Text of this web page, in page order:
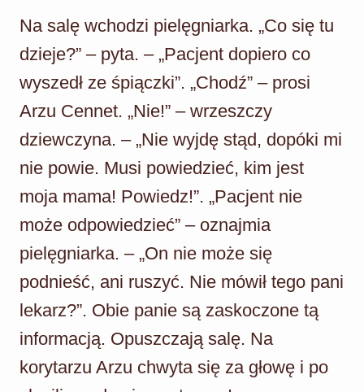
Na salę wchodzi pielęgniarka. „Co się tu
dzieje?” – pyta. – „Pacjent dopiero co
wyszedł ze śpiączki”. „Chodź” – prosi
Arzu Cennet. „Nie!” – wrzeszczy
dziewczyna. – „Nie wyjdę stąd, dopóki mi
nie powie. Musi powiedzieć, kim jest
moja mama! Powiedz!”. „Pacjent nie
może odpowiedzieć” – oznajmia
pielęgniarka. – „On nie może się
podnieść, ani ruszyć. Nie mówił tego pani
lekarz?”. Obie panie są zaskoczone tą
informacją. Opuszczają salę. Na
korytarzu Arzu chwyta się za głowę i po